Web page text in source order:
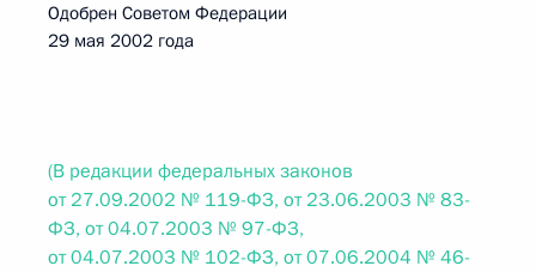
Одобрен Советом Федерации
29 мая 2002 года
(В редакции федеральных законов
от 27.09.2002 № 119-ФЗ, от 23.06.2003 № 83-
ФЗ, от 04.07.2003 № 97-ФЗ,
от 04.07.2003 № 102-ФЗ, от 07.06.2004 № 46-